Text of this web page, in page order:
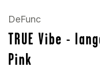
DeFunc
TRUE Vibe -
Pink